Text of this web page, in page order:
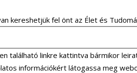
kereshetjük fel önt az Élet és
található linkre kattintva bármikor
információkért látogassa meg